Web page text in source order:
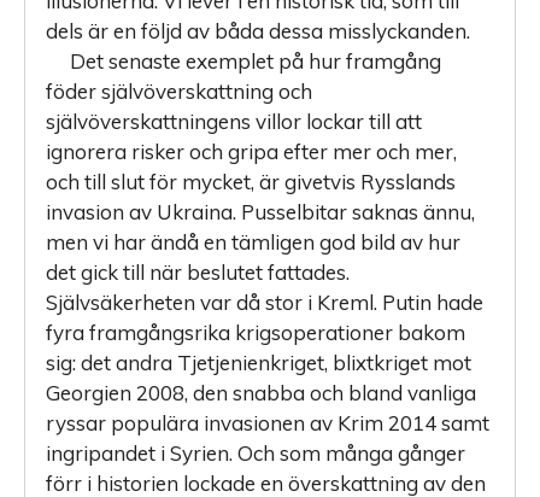
dels är en följd av båda dessa misslyckanden.
Det senaste exemplet på hur framgång
föder självöverskattning och
självöverskattningens villor lockar till att
ignorera risker och gripa efter mer och mer,
och till slut för mycket, är givetvis Rysslands
invasion av Ukraina. Pusselbitar saknas ännu,
men vi har ändå en tämligen god bild av hur
det gick till när beslutet fattades.
Självsäkerheten var då stor i Kreml. Putin hade
fyra framgångsrika krigsoperationer bakom
sig: det andra Tjetjenienkriget, blixtkriget mot
Georgien 2008, den snabba och bland vanliga
ryssar populära invasionen av Krim 2014 samt
ingripandet i Syrien. Och som många gånger
förr i historien lockade en överskattning av den